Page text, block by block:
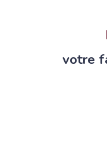
votre